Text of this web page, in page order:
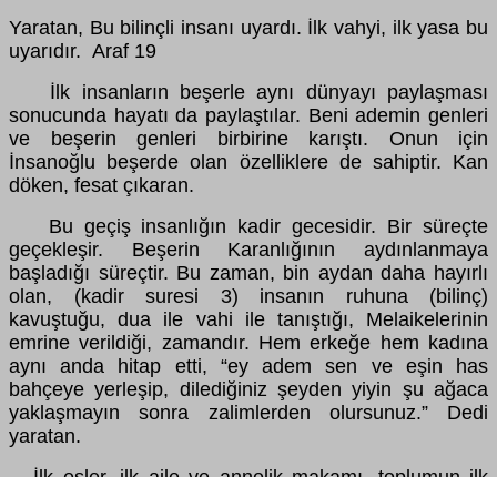
Yaratan, Bu bilinçli insanı uyardı. İlk vahyi, ilk yasa bu
uyarıdır. Araf 19
İlk insanların beşerle aynı dünyayı paylaşması
sonucunda hayatı da paylaştılar. Beni ademin genleri
ve beşerin genleri birbirine karıştı. Onun için
İnsanoğlu beşerde olan özelliklere de sahiptir. Kan
döken, fesat çıkaran.
Bu geçiş insanlığın kadir gecesidir. Bir süreçte
geçekleşir. Beşerin Karanlığının aydınlanmaya
başladığı süreçtir. Bu zaman, bin aydan daha hayırlı
olan, (kadir suresi 3) insanın ruhuna (bilinç)
kavuştuğu, dua ile vahi ile tanıştığı, Melaikelerinin
emrine verildiği, zamandır. Hem erkeğe hem kadına
aynı anda hitap etti, “ey adem sen ve eşin has
bahçeye yerleşip, dilediğiniz şeyden yiyin şu ağaca
yaklaşmayın sonra zalimlerden olursunuz.” Dedi
yaratan.